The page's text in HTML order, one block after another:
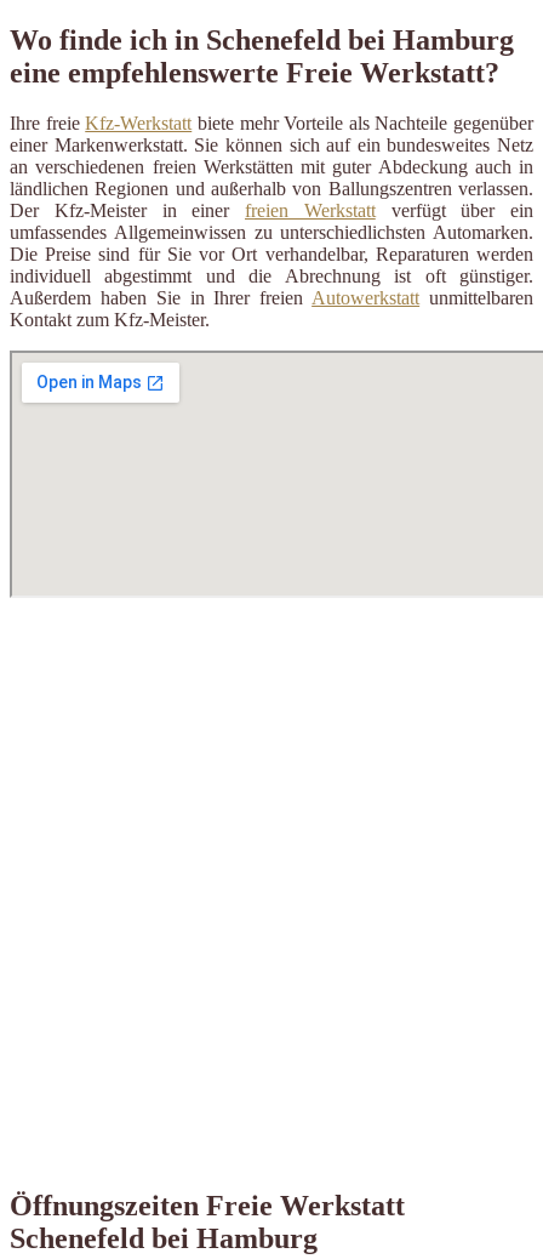
Wo finde ich in Schenefeld bei Hamburg
eine empfehlenswerte Freie Werkstatt?
Ihre freieKfz-Werkstattbiete mehr Vorteile als Nachteile gegenüber
einer Markenwerkstatt. Sie können sich auf ein bundesweites Netz
an verschiedenen freien Werkstätten mit guter Abdeckung auch in
ländlichen Regionen und außerhalb von Ballungszentren verlassen.
Der Kfz-Meister in einer freien Werkstattverfügt über ein
umfassendes Allgemeinwissen zu unterschiedlichsten Automarken.
Die Preise sind für Sie vor Ort verhandelbar, Reparaturen werden
individuell abgestimmt und die Abrechnung ist oft günstiger.
Außerdem haben Sie in Ihrer freienAutowerkstattunmittelbaren
Kontakt zum Kfz-Meister.
Öffnungszeiten Freie Werkstatt
Schenefeld bei Hamburg